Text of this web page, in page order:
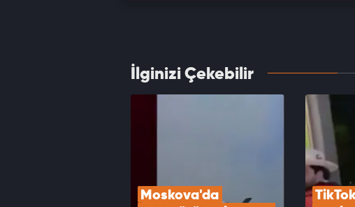
İsrail'den
markaj
VIDEOYU İZLE
İlginizi Çekebilir
Moskova'da